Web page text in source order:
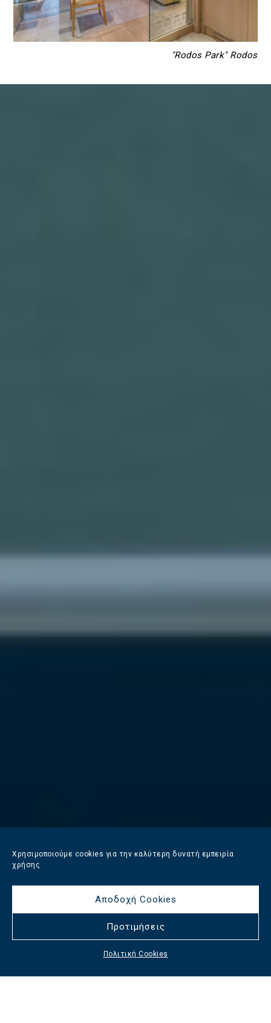
Χρησιμοποιούμε cookies για την καλύτερη δυνατή εμπειρία
χρήσης
Αποδοχή Cookies
Προτιμήσεις
Πολιτική Cookies
"Rodos Park" Rodos